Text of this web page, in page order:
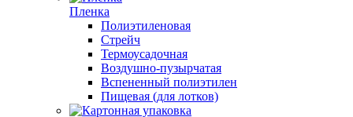
Пленка
Полиэтиленовая
Стрейч
Термоусадочная
Воздушно-пузырчатая
Вспененный полиэтилен
Пищевая (для лотков)